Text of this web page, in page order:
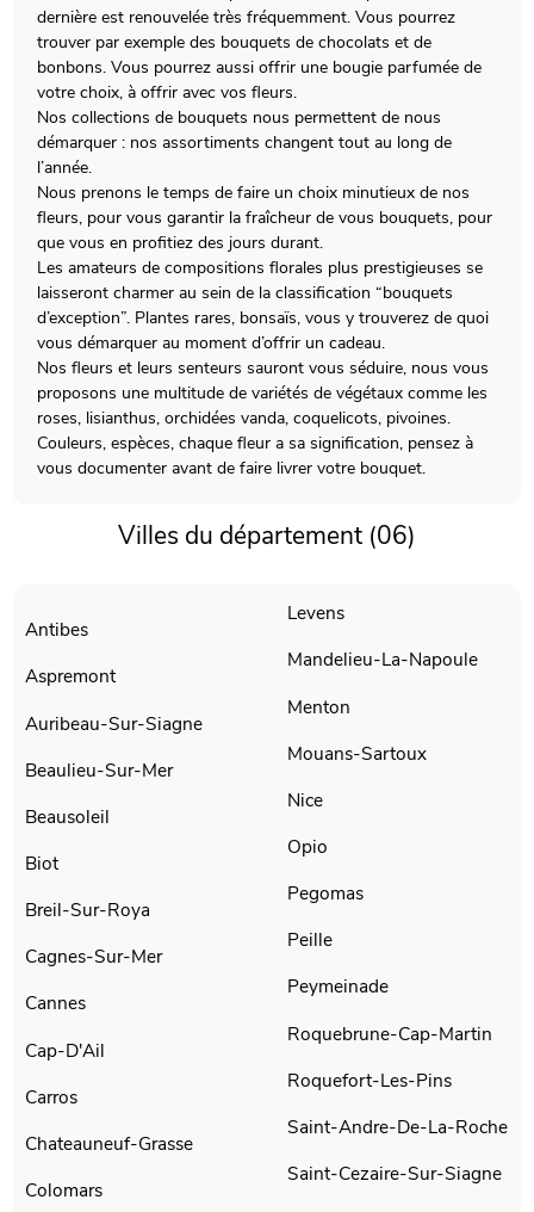
dernière est renouvelée très fréquemment. Vous pourrez
trouver par exemple des bouquets de chocolats et de
bonbons. Vous pourrez aussi offrir une bougie parfumée de
votre choix, à offrir avec vos fleurs.
Nos collections de bouquets nous permettent de nous
démarquer : nos assortiments changent tout au long de
l’année.
Nous prenons le temps de faire un choix minutieux de nos
fleurs, pour vous garantir la fraîcheur de vous bouquets, pour
que vous en profitiez des jours durant.
Les amateurs de compositions florales plus prestigieuses se
laisseront charmer au sein de la classification “bouquets
d’exception”. Plantes rares, bonsaïs, vous y trouverez de quoi
vous démarquer au moment d’offrir un cadeau.
Nos fleurs et leurs senteurs sauront vous séduire, nous vous
proposons une multitude de variétés de végétaux comme les
roses, lisianthus, orchidées vanda, coquelicots, pivoines.
Couleurs, espèces, chaque fleur a sa signification, pensez à
vous documenter avant de faire livrer votre bouquet.
Villes du département (06)
Antibes
Aspremont
Auribeau-Sur-Siagne
Beaulieu-Sur-Mer
Beausoleil
Biot
Breil-Sur-Roya
Cagnes-Sur-Mer
Cannes
Cap-D'Ail
Carros
Chateauneuf-Grasse
Colomars
Levens
Mandelieu-La-Napoule
Menton
Mouans-Sartoux
Nice
Opio
Pegomas
Peille
Peymeinade
Roquebrune-Cap-Martin
Roquefort-Les-Pins
Saint-Andre-De-La-Roche
Saint-Cezaire-Sur-Siagne